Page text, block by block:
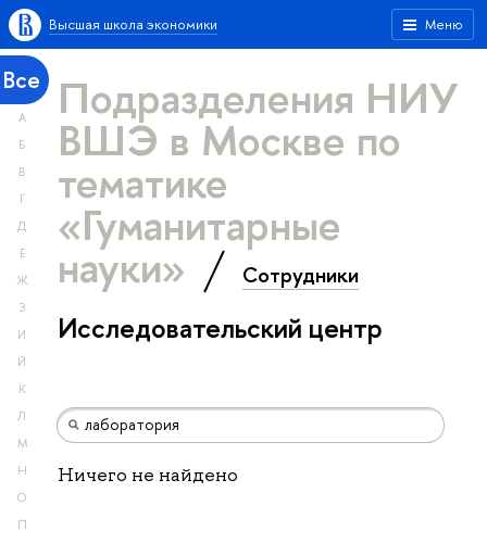
Меню
Высшая школа экономики
Все
А
Б
В
Г
Д
Е
Ж
З
И
Й
К
Л
М
Н
О
П
Подразделения НИУ
ВШЭ в Москве по
тематике
«Гуманитарные
науки» Сотрудники
Исследовательский центр
Ничего не найдено